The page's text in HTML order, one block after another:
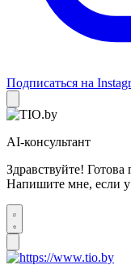
Подписаться на
AI-консультант
Здравствуйте! Готова
Напишите мне, если у